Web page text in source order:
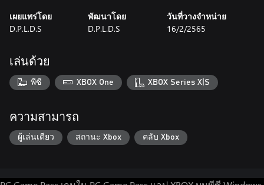
เผยแพร่โดย
D.P.L.D.S
พัฒนาโดย
D.P.L.D.S
วันที่วางจำหน่าย
16/2/2565
เล่นด้วย
พีซี XBOX One XBOX Series X|S
ความสามารถ
ผู้เล่นเดียว สถานะ Xbox คลับ Xbox